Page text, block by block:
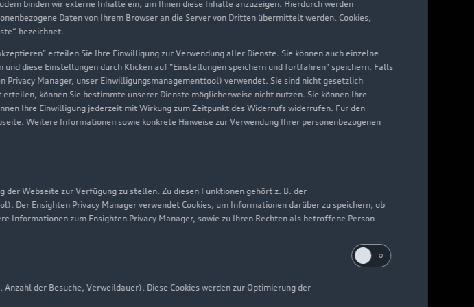
binden wir externe Inhalte ein, um Ihnen diese Inhalte anzuzeigen. Hierdurch werden
Daten von Ihrem Browser an die Server von Dritten übermittelt werden. Cookies,
bezeichnet.
erteilen Sie Ihre Einwilligung zur Verwendung aller Dienste. Sie können auch einzelne
diese Einstellungen durch Klicken auf "Einstellungen speichern und fortfahren" speichern. Falls
Privacy Manager, unser Einwilligungsmanagementtool) verwendet. Sie sind nicht gesetzlich
können Sie bestimmte unserer Dienste möglicherweise nicht nutzen. Sie können Ihre
Ihre Einwilligung jederzeit mit Wirkung zum Zeitpunkt des Widerrufs widerrufen. Für den
Weitere Informationen sowie konkrete Hinweise zur Verwendung Ihrer personenbezogenen
Webseite zur Verfügung zu stellen. Zu diesen Funktionen gehört z. B. der
Der Ensighten Privacy Manager verwendet Cookies, um Informationen darüber zu speichern, ob
Informationen zum Ensighten Privacy Manager, sowie zu Ihren Rechten als betroffene Person
der Besuche, Verweildauer). Diese Cookies werden zur Optimierung der